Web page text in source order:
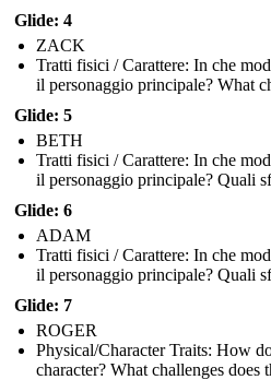
Glide: 4
ZACK
Tratti fisici / Carattere: In che
il personaggio principale? What
Glide: 5
BETH
Tratti fisici / Carattere: In che
il personaggio principale? Quali
Glide: 6
ADAM
Tratti fisici / Carattere: In che
il personaggio principale? Quali
Glide: 7
ROGER
Physical/Character Traits: How
character? What challenges does